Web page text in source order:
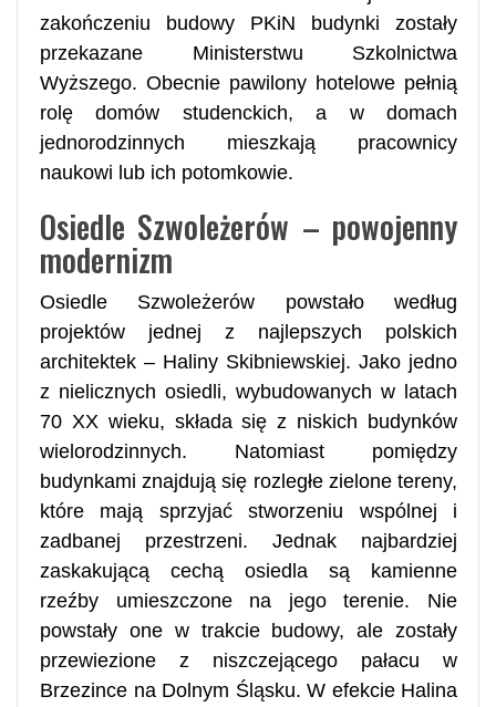
zakończeniu budowy PKiN budynki zostały
przekazane Ministerstwu Szkolnictwa
Wyższego. Obecnie pawilony hotelowe pełnią
rolę domów studenckich, a w domach
jednorodzinnych mieszkają pracownicy
naukowi lub ich potomkowie.
Osiedle Szwoleżerów – powojenny
modernizm
Osiedle Szwoleżerów powstało według
projektów jednej z najlepszych polskich
architektek – Haliny Skibniewskiej. Jako jedno
z nielicznych osiedli, wybudowanych w latach
70 XX wieku, składa się z niskich budynków
wielorodzinnych. Natomiast pomiędzy
budynkami znajdują się rozległe zielone tereny,
które mają sprzyjać stworzeniu wspólnej i
zadbanej przestrzeni. Jednak najbardziej
zaskakującą cechą osiedla są kamienne
rzeźby umieszczone na jego terenie. Nie
powstały one w trakcie budowy, ale zostały
przewiezione z niszczejącego pałacu w
Brzezince na Dolnym Śląsku. W efekcie Halina